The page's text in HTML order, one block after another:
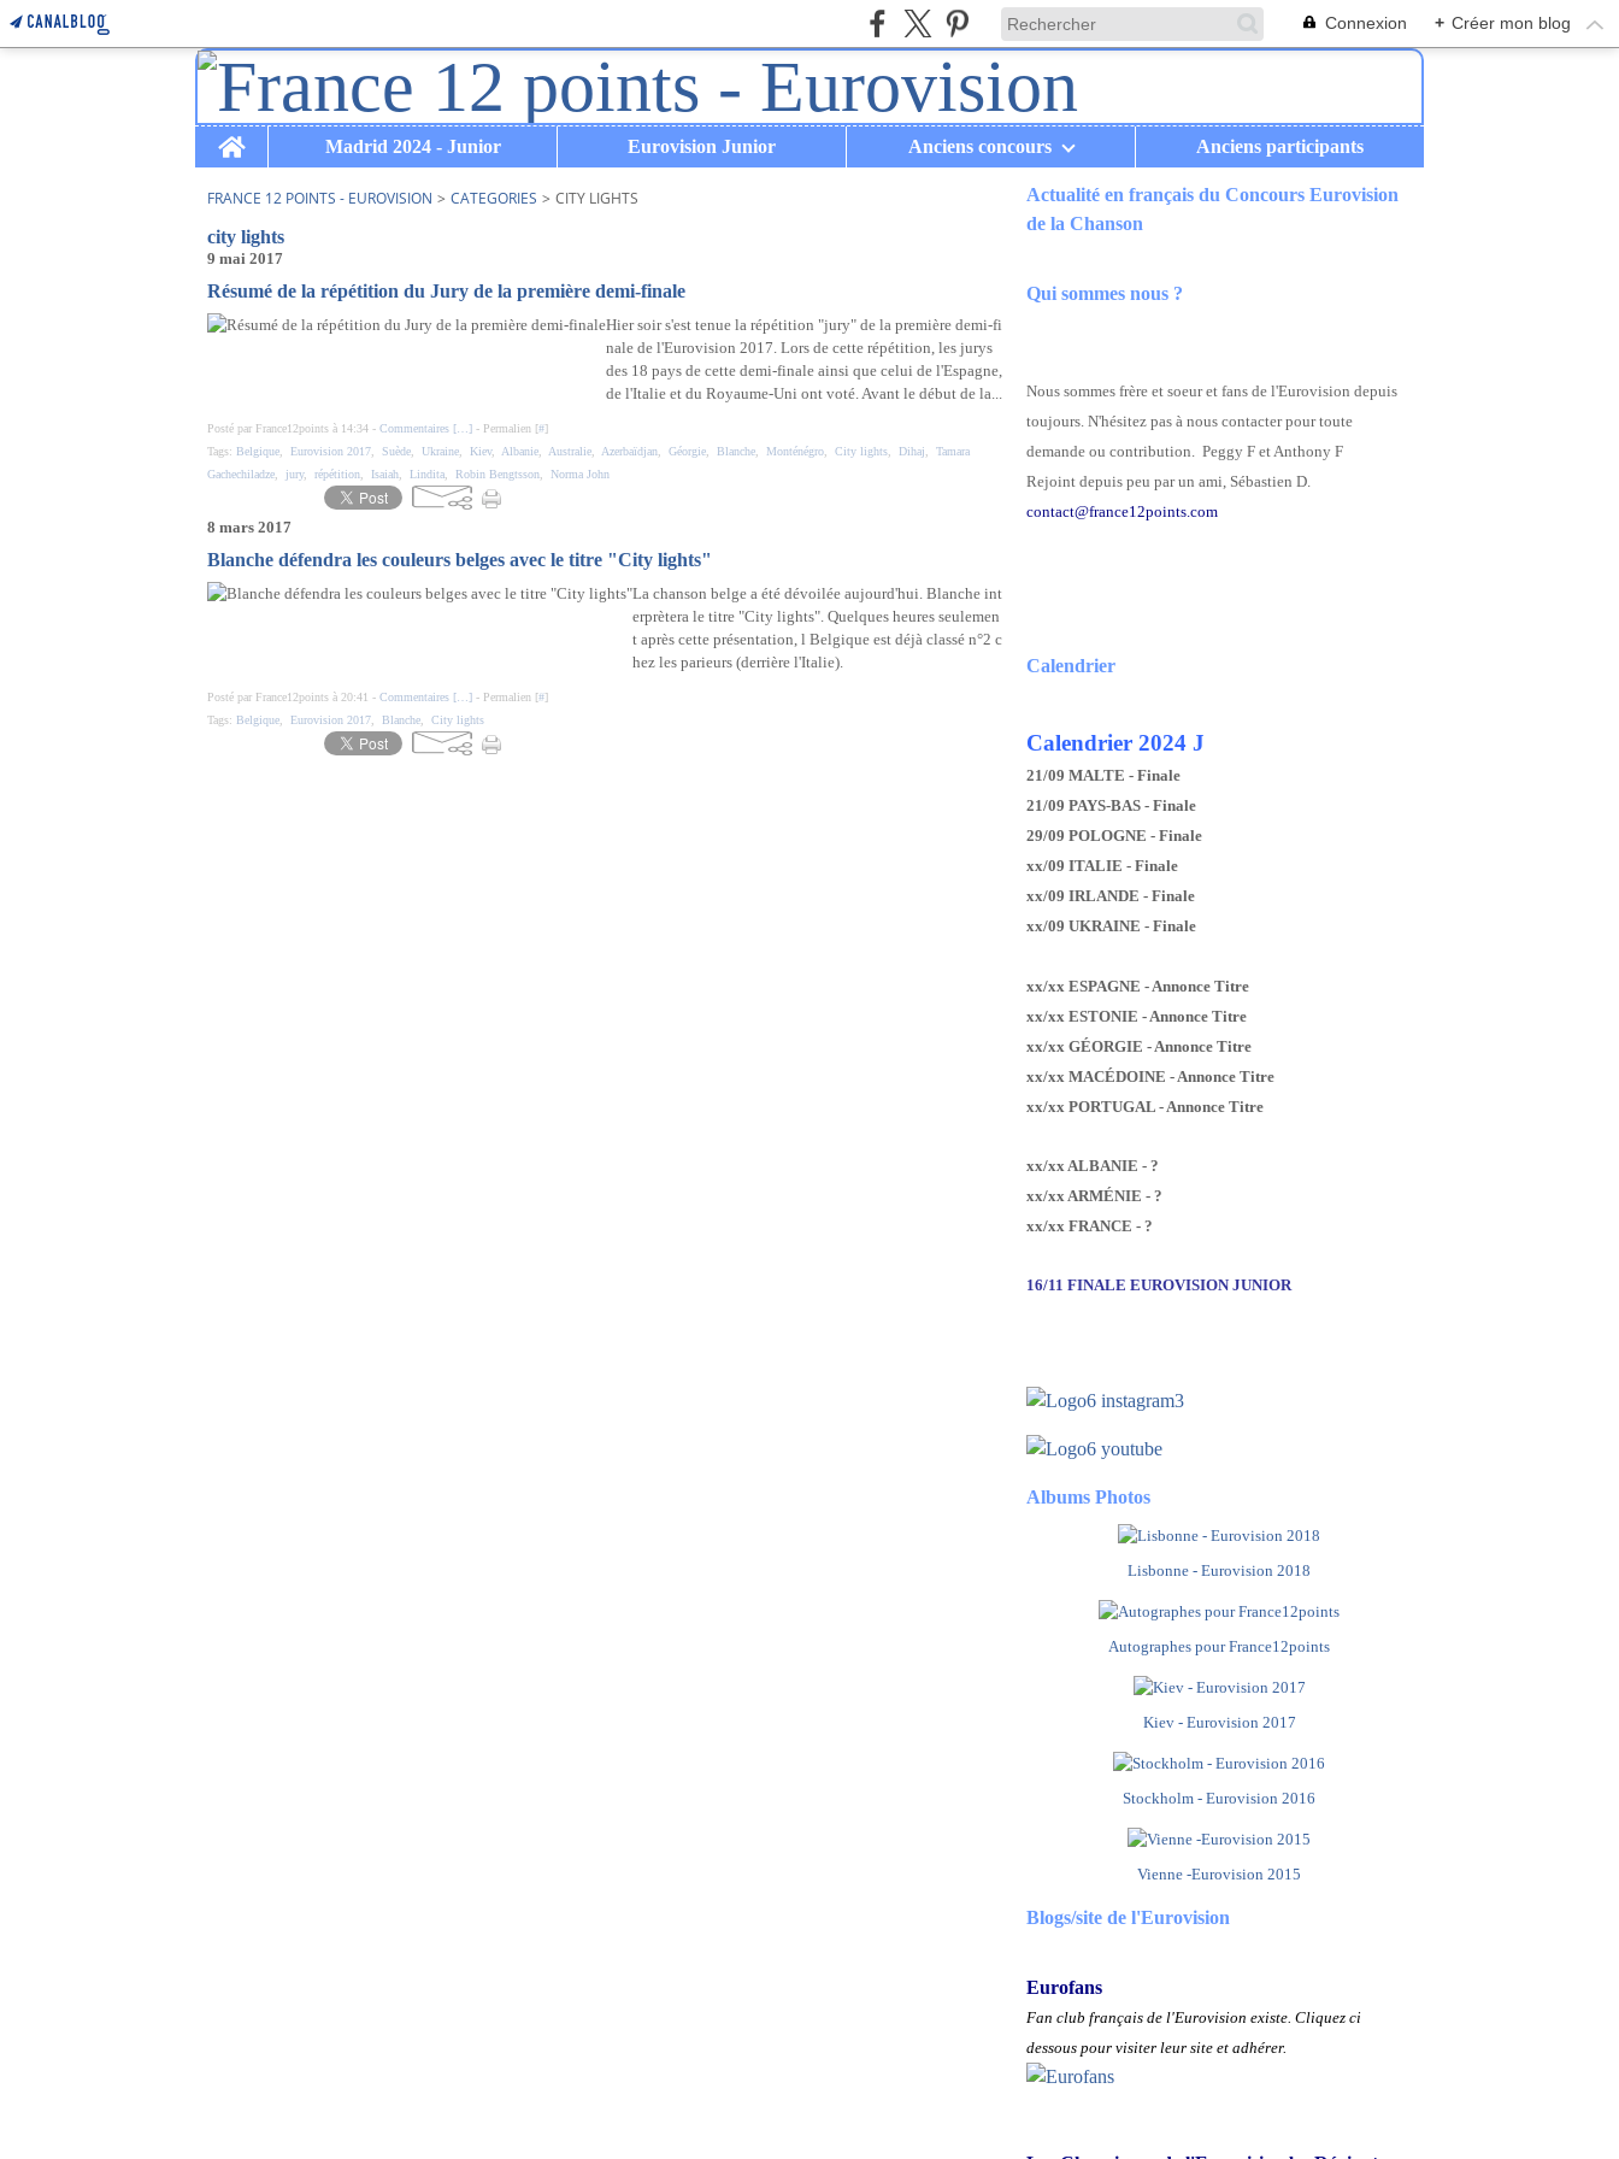
Connexion + Créer mon blog
Home
Madrid 2024 - Junior Eurovision Junior Anciens concours Anciens participants
FRANCE 12 POINTS - EUROVISION > CATEGORIES > CITY LIGHTS
city lights
9 mai 2017
Résumé de la répétition du Jury de la première demi-finale
Hier soir s'est tenue la répétition "jury" de la première demi-fi
nale de l'Eurovision 2017. Lors de cette répétition, les jurys
des 18 pays de cette demi-finale ainsi que celui de l'Espagne,
de l'Italie et du Royaume-Uni ont voté. Avant le début de la...
Posté par France12points à 14:34 - Commentaires [ ] - Permalien [#]
Tags: Belgique Eurovision 2017 Suède Ukraine Kiev, Albanie Australie Azerbaïdjan Géorgie Blanche Monténégro City lights Dihaj
Tamara
Gachechiladze
jury, répétition Isaiah Lindita Robin Bengtsson Norma John
8 mars 2017
Blanche défendra les couleurs belges avec le titre "City lights"
La chanson belge a été dévoilée aujourd'hui. Blanche int
erprètera le titre "City lights". Quelques heures seulemen
t après cette présentation, l Belgique est déjà classé n°2 c
hez les parieurs (derrière l'Italie).
Posté par France12points à 20:41 - Commentaires [ ] - Permalien [#]
Tags: Belgique Eurovision 2017 Blanche City lights
Actualité en français du Concours Eurovision
de la Chanson
Qui sommes nous ?
Nous sommes frère et soeur et fans de l'Eurovision depuis
toujours. N'hésitez pas à nous contacter pour toute
demande ou contribution. Peggy F et Anthony F
Rejoint depuis peu par un ami, Sébastien D.
contact@france12points.com
Calendrier
Calendrier 2024 J
21/09 MALTE - Finale
21/09 PAYS-BAS - Finale
29/09 POLOGNE - Finale
xx/09 ITALIE - Finale
xx/09 IRLANDE - Finale
xx/09 UKRAINE - Finale
xx/xx ESPAGNE - Annonce Titre
xx/xx ESTONIE - Annonce Titre
xx/xx GÉORGIE - Annonce Titre
xx/xx MACÉDOINE - Annonce Titre
xx/xx PORTUGAL - Annonce Titre
xx/xx ALBANIE - ?
xx/xx ARMÉNIE - ?
xx/xx FRANCE - ?
16/11 FINALE EUROVISION JUNIOR
Albums Photos
Lisbonne - Eurovision 2018
Autographes pour France12points
Kiev - Eurovision 2017
Stockholm - Eurovision 2016
Vienne -Eurovision 2015
Blogs/site de l'Eurovision
Eurofans
Fan club français de l'Eurovision existe. Cliquez ci
dessous pour visiter leur site et adhérer.